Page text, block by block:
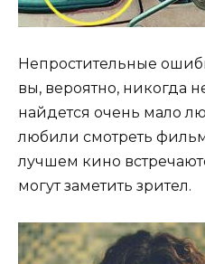
Непростительные
вы, вероятно, никогда
найдется очень мало
любили смотреть
лучшем кино
могут заметить зрител.